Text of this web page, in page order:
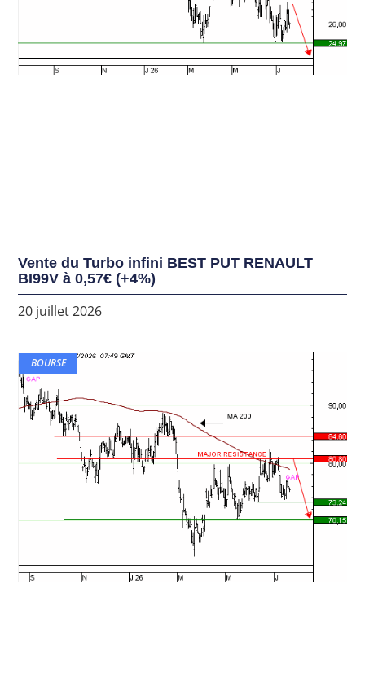
Vente du Turbo infini BEST PUT RENAULT
BI99V à 0,57€ (+4%)
20 juillet 2026
BOURSE